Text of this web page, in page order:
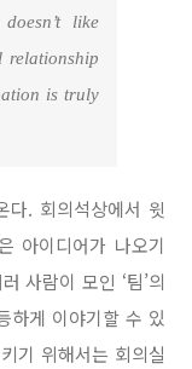
like
relationship
is truly
다. 회의석상에서 윗
아이디어가 나오기
사람이 모인 ‘팀’의
하게 이야기할 수 있
기 위해서는 회의실